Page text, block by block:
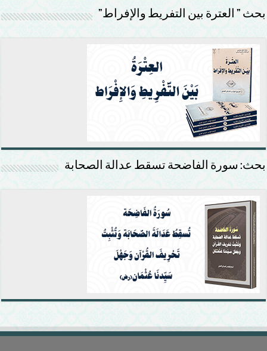
بحث ” العترة بين التفريط والإفراط”
بحث: سورة الفاضحة تسقط عدالة الصحابة